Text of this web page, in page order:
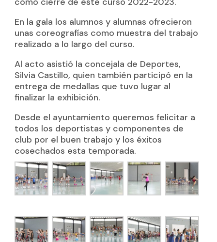
En la gala los alumnos y alumnas ofrecieron
unas coreografías como muestra del trabajo
realizado a lo largo del curso.
Al acto asistió la concejala de Deportes,
Silvia Castillo, quien también participó en la
entrega de medallas que tuvo lugar al
finalizar la exhibición.
Desde el ayuntamiento queremos felicitar a
todos los deportistas y componentes de
club por el buen trabajo y los éxitos
cosechados esta temporada.